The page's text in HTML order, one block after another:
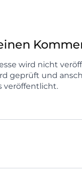
wird nicht
geprüft und
veröffentlicht.